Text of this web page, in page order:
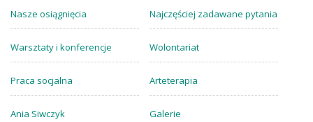
Nasze osiągnięcia Najczęściej zadawane pytania
Warsztaty i konferencje Wolontariat
Praca socjalna Arteterapia
Ania Siwczyk Galerie